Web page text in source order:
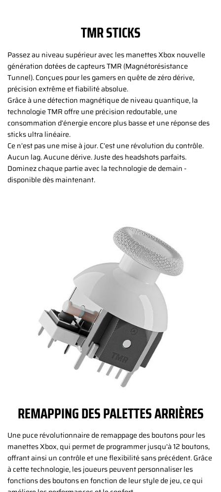
TMR STICKS
Passez au niveau supérieur avec les manettes Xbox nouvelle
génération dotées de capteurs TMR (Magnétorésistance
Tunnel). Conçues pour les gamers en quête de zéro dérive,
précision extrême et fiabilité absolue.
Grâce à une détection magnétique de niveau quantique, la
technologie TMR offre une précision redoutable, une
consommation d’énergie encore plus basse et une réponse des
sticks ultra linéaire.
Ce n’est pas une mise à jour. C’est une révolution du contrôle.
Aucun lag. Aucune dérive. Juste des headshots parfaits.
Dominez chaque partie avec la technologie de demain -
disponible dès maintenant.
REMAPPING DES PALETTES ARRIÈRES
Une puce révolutionnaire de remappage des boutons pour les
manettes Xbox, qui permet de programmer jusqu'à 12 boutons,
offrant ainsi un contrôle et une flexibilité sans précédent. Grâce
à cette technologie, les joueurs peuvent personnaliser les
fonctions des boutons en fonction de leur style de jeu, ce qui